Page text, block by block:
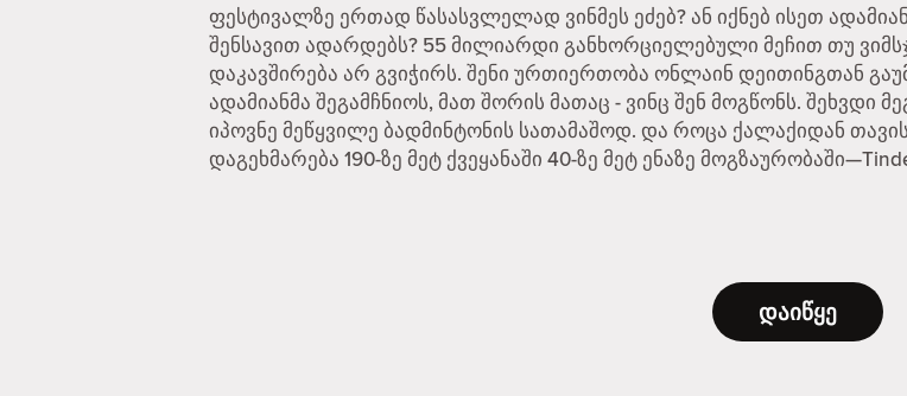
ფესტივალზე ერთად წასასვლელად ვინმეს ეძებ? ან იქნებ ისეთ
შენსავით ადარდებს? 55 მილიარდი განხორციელებული მეჩით თუ
დაკავშირება არ გვიჭირს. შენი ურთიერთობა ონლაინ დეითინგთან
ადამიანმა შეგამჩნიოს, მათ შორის მათაც - ვინც შენ მოგწონს. შეხვდი
იპოვნე მეწყვილე ბადმინტონის სათამაშოდ. და როცა ქალაქიდან
დაგეხმარება 190-ზე მეტ ქვეყანაში 40-ზე მეტ ენაზე
დაიწყე